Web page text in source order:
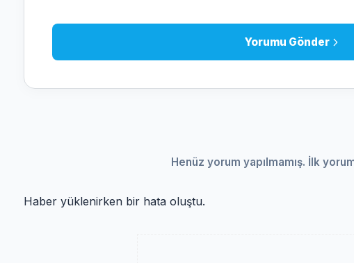
Yorumu Gönder
Henüz yorum yapılmamış. İlk
Haber yüklenirken bir hata oluştu.